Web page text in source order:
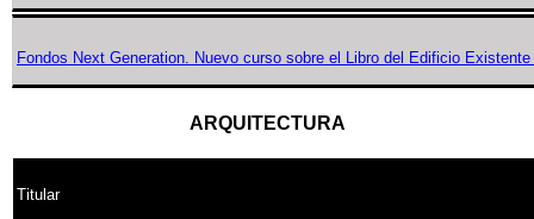
Fondos Next Generation. Nuevo curso sobre el Libro del Edificio
ARQUITECTURA
Titular